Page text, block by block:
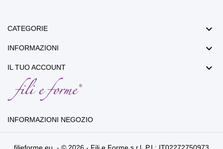
CATEGORIE 
INFORMAZIONI 
IL TUO ACCOUNT 
INFORMAZIONI NEGOZIO